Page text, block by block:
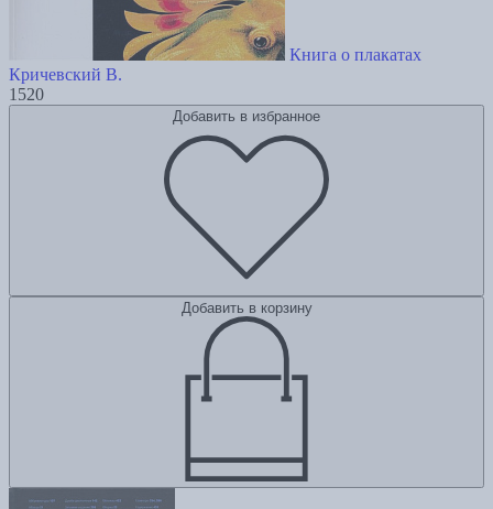
Книга о плакатах
Кричевский В.
1520
Добавить в избранное
Добавить в корзину